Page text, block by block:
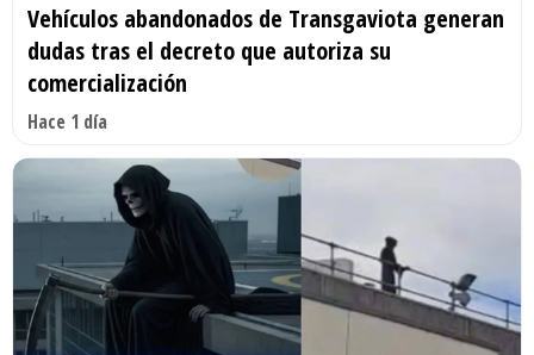
Vehículos abandonados de Transgaviota generan
dudas tras el decreto que autoriza su
comercialización
Hace 1 día